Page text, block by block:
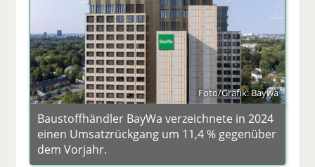
Foto/Grafik: Baywa
Baustoffhändler BayWa verzeichnete in 2024
einen Umsatzrückgang um 11,4 % gegenüber
dem Vorjahr.